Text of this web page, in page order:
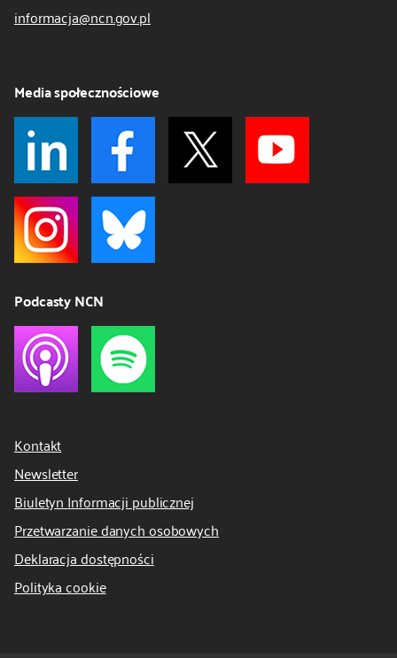
informacja@ncn.gov.pl
Media społecznościowe
Podcasty NCN
Kontakt
Newsletter
Biuletyn Informacji publicznej
Przetwarzanie danych osobowych
Deklaracja dostępności
Polityka cookie